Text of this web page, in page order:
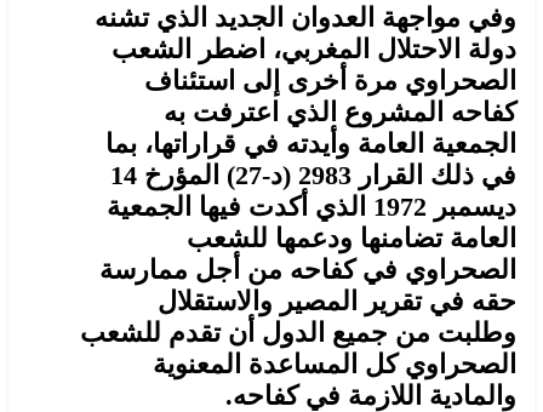
وفي مواجهة العدوان الجديد الذي تشنه
دولة الاحتلال المغربي، اضطر الشعب
الصحراوي مرة أخرى إلى استئناف
كفاحه المشروع الذي اعترفت به
الجمعية العامة وأيدته في قراراتها، بما
في ذلك القرار 2983 (د-27) المؤرخ 14
ديسمبر 1972 الذي أكدت فيها الجمعية
العامة تضامنها ودعمها للشعب
الصحراوي في كفاحه من أجل ممارسة
حقه في تقرير المصير والاستقلال
وطلبت من جميع الدول أن تقدم للشعب
الصحراوي كل المساعدة المعنوية
والمادية اللازمة في كفاحه.